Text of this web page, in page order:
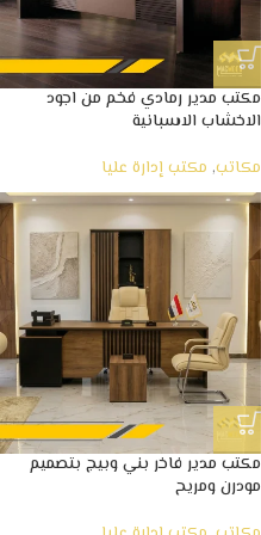
مكتب مدير رمادي فخم من اجود
الاخشاب الاسبانية
مكاتب, مكتب إدارة عليا
مكتب مدير فاخر بني وبيج بتصميم
مودرن ومريح